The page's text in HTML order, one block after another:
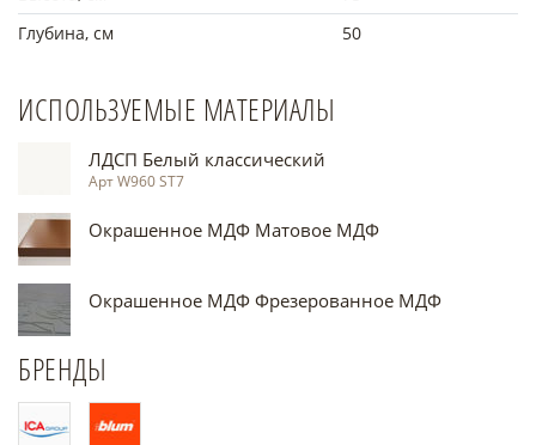
Глубина, см
50
ИСПОЛЬЗУЕМЫЕ МАТЕРИАЛЫ
ЛДСП Белый классический
Арт W960 ST7
Окрашенное МДФ Матовое МДФ
Окрашенное МДФ Фрезерованное МДФ
БРЕНДЫ